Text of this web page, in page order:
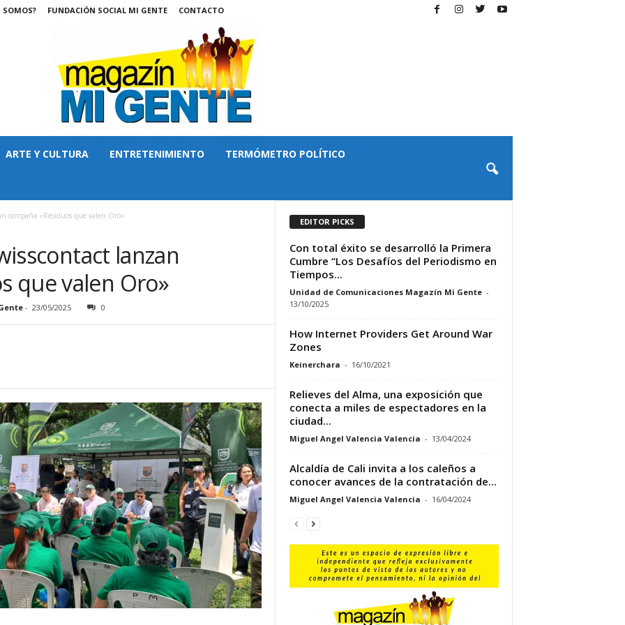
SOMOS? FUNDACIÓN SOCIAL MI GENTE CONTACTO
ARTE Y CULTURA ENTRETENIMIENTO TERMÓMETRO POLÍTICO
campaña «Residuos que valen Oro»
lanzan
que valen Oro»
- 23/05/2025 0
EDITOR PICKS
Con total éxito se desarrolló la Primera
Cumbre “Los Desafíos del Periodismo en
Tiempos...
Unidad de Comunicaciones Magazín Mi Gente -
13/10/2025
How Internet Providers Get Around War
Zones
Keinerchara - 16/10/2021
Relieves del Alma, una exposición que
conecta a miles de espectadores en la
ciudad...
Miguel Angel Valencia Valencia - 13/04/2024
Alcaldía de Cali invita a los caleños a
conocer avances de la contratación de...
Miguel Angel Valencia Valencia - 16/04/2024